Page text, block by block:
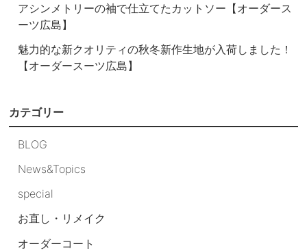
アシンメトリーの袖で仕立てたカットソー【オーダース
ーツ広島】
魅力的な新クオリティの秋冬新作生地が入荷しました！
【オーダースーツ広島】
カテゴリー
BLOG
News&Topics
special
お直し・リメイク
オーダーコート